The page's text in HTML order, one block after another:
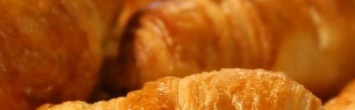
La promotion de vos
Cultiver son réseau
Le Club Partenaires